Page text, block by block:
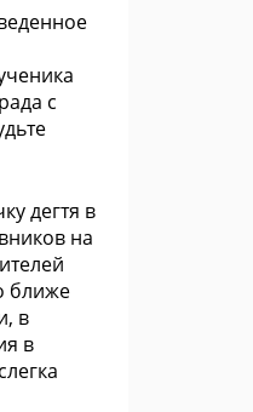
с
дегтя в
на
ближе
в
в